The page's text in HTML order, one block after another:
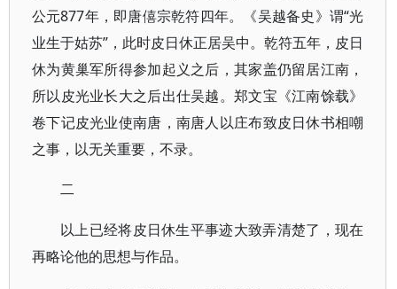
公元877年，即唐僖宗乾符四年。《吴越备史》谓“光
业生于姑苏”，此时皮日休正居吴中。乾符五年，皮日
休为黄巢军所得参加起义之后，其家盖仍留居江南，
所以皮光业长大之后出仕吴越。郑文宝《江南馀载》
卷下记皮光业使南唐，南唐人以庄布致皮日休书相嘲
之事，以无关重要，不录。
二
以上已经将皮日休生平事迹大致弄清楚了，现在
再略论他的思想与作品。